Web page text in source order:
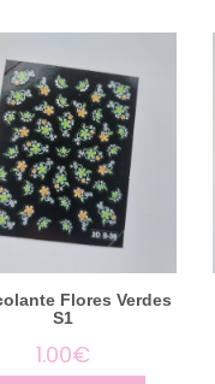
Flores Verdes
S1
1.00€